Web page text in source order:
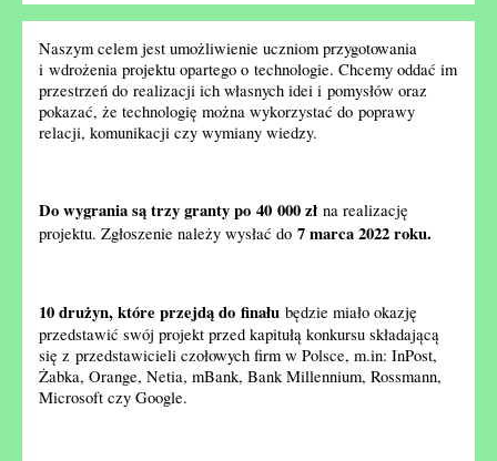
Naszym celem jest umożliwienie uczniom przygotowania
i wdrożenia projektu opartego o technologie. Chcemy oddać im
przestrzeń do realizacji ich własnych idei i pomysłów oraz
pokazać, że technologię można wykorzystać do poprawy
relacji, komunikacji czy wymiany wiedzy.
Do wygrania są trzy granty po 40 000 zł na realizację
projektu. Zgłoszenie należy wysłać do 7 marca 2022 roku.
10 drużyn, które przejdą do finału będzie miało okazję
przedstawić swój projekt przed kapitułą konkursu składającą
się z przedstawicieli czołowych firm w Polsce, m.in: InPost,
Żabka, Orange, Netia, mBank, Bank Millennium, Rossmann,
Microsoft czy Google.